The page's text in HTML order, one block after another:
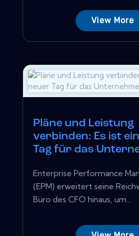
View More
Pläne und Leistung
verbinden: Es ist
Tag für das
Enterprise Performance
(EPM) erweitert seine
Büro des CFO hinaus, um...